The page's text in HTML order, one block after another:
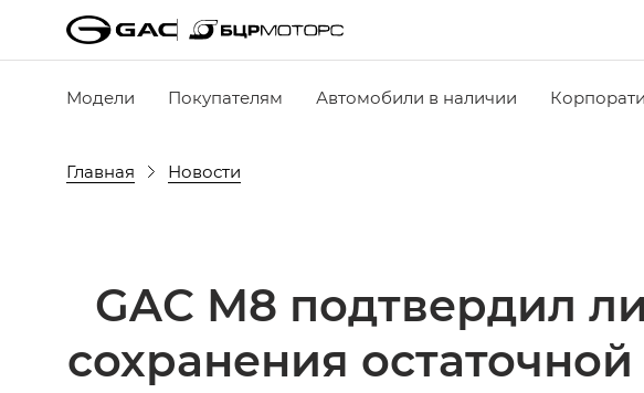
Модели Покупателям Автомобили в наличии
Главная Новости
GAC M8 подтвердил
сохранения